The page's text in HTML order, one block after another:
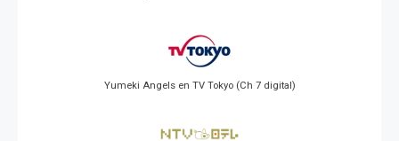
Yumeki Angels en TV Tokyo (Ch 7 digital)